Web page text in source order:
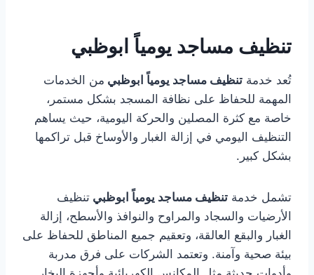
تنظيف مساجد يومياً ابوظبي
تُعد خدمة تنظيف مساجد يومياً ابوظبي من الخدمات
المهمة للحفاظ على نظافة المسجد بشكل مستمر،
خاصة مع كثرة المصلين والحركة اليومية، حيث يساهم
التنظيف اليومي في إزالة الغبار والأوساخ قبل تراكمها
بشكل كبير.
تشمل خدمة تنظيف مساجد يومياً ابوظبي تنظيف
الأرضيات والسجاد والمراوح والنوافذ والأسطح، إزالة
الغبار والبقع العالقة، وتعقيم جميع المناطق للحفاظ على
بيئة صحية وآمنة. وتعتمد الشركات على فرق مدربة